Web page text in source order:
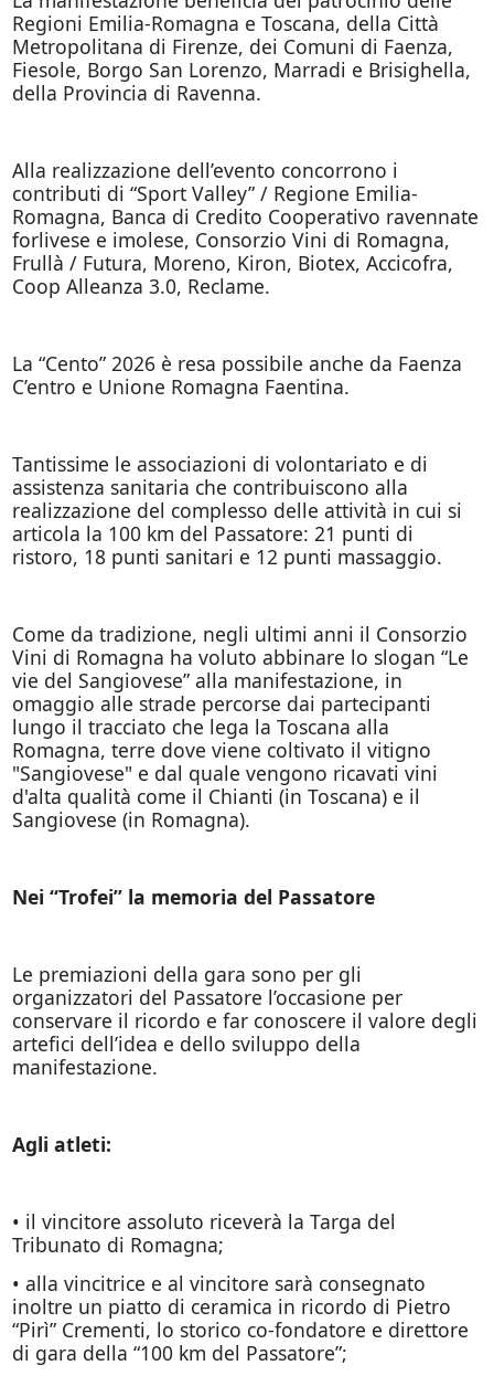
Regioni Emilia-Romagna e Toscana, della Città
Metropolitana di Firenze, dei Comuni di Faenza,
Fiesole, Borgo San Lorenzo, Marradi e Brisighella,
della Provincia di Ravenna.
Alla realizzazione dell’evento concorrono i
contributi di “Sport Valley” / Regione Emilia-
Romagna, Banca di Credito Cooperativo ravennate
forlivese e imolese, Consorzio Vini di Romagna,
Frullà / Futura, Moreno, Kiron, Biotex, Accicofra,
Coop Alleanza 3.0, Reclame.
La “Cento” 2026 è resa possibile anche da Faenza
C’entro e Unione Romagna Faentina.
Tantissime le associazioni di volontariato e di
assistenza sanitaria che contribuiscono alla
realizzazione del complesso delle attività in cui si
articola la 100 km del Passatore: 21 punti di
ristoro, 18 punti sanitari e 12 punti massaggio.
Come da tradizione, negli ultimi anni il Consorzio
Vini di Romagna ha voluto abbinare lo slogan “Le
vie del Sangiovese” alla manifestazione, in
omaggio alle strade percorse dai partecipanti
lungo il tracciato che lega la Toscana alla
Romagna, terre dove viene coltivato il vitigno
"Sangiovese" e dal quale vengono ricavati vini
d'alta qualità come il Chianti (in Toscana) e il
Sangiovese (in Romagna).
Nei “Trofei” la memoria del Passatore
Le premiazioni della gara sono per gli
organizzatori del Passatore l’occasione per
conservare il ricordo e far conoscere il valore degli
artefici dell’idea e dello sviluppo della
manifestazione.
Agli atleti:
• il vincitore assoluto riceverà la Targa del
Tribunato di Romagna;
• alla vincitrice e al vincitore sarà consegnato
inoltre un piatto di ceramica in ricordo di Pietro
“Pirì” Crementi, lo storico co-fondatore e direttore
di gara della “100 km del Passatore”;